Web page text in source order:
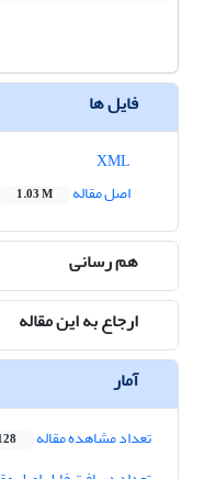
فایل ها
اصل مقاله
1.03 M
هم رسانی
ارجاع به این مقاله
آمار
تعداد مشاهده مقاله